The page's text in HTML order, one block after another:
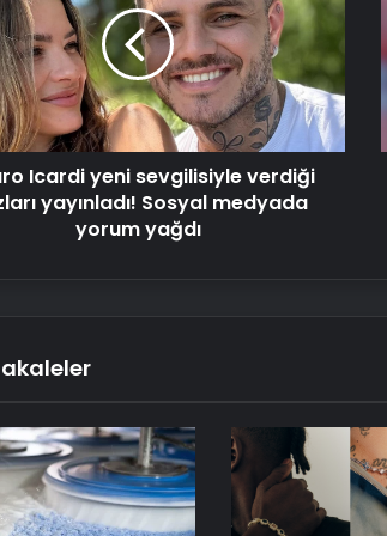
Icardi yeni sevgilisiyle verdiği
yayınladı! Sosyal medyada
yorum yağdı